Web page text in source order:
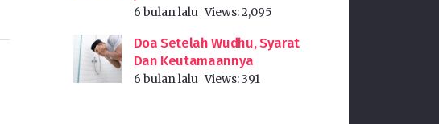
6 bulan lalu Views:2,095
Doa Setelah Wudhu, Syarat
Dan Keutamaannya
6 bulan lalu Views:391